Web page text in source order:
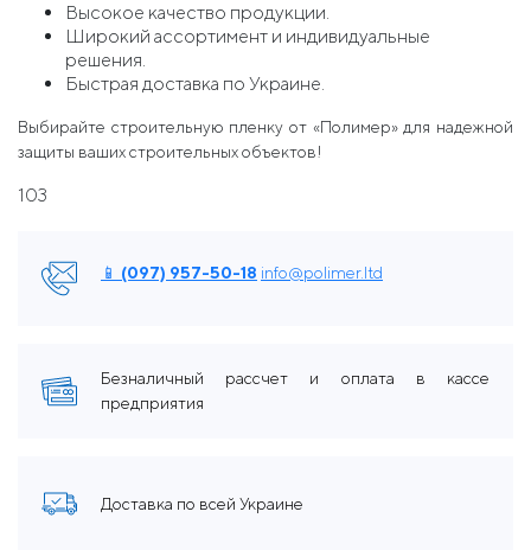
Высокое качество продукции.
Широкий ассортимент и индивидуальные
решения.
Быстрая доставка по Украине.
Выбирайте строительную пленку от «Полимер» для надежной
защиты ваших строительных объектов!
103
📱 (097) 957-50-18 info@polimer.ltd
Безналичный рассчет и оплата в кассе
предприятия
Доставка по всей Украине